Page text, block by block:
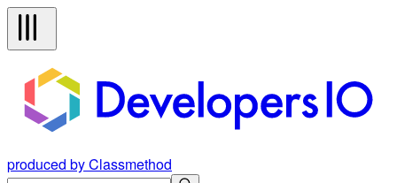
produced by Classmethod